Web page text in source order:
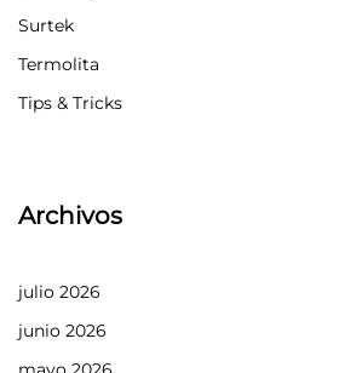
Surtek
Termolita
Tips & Tricks
Archivos
julio 2026
junio 2026